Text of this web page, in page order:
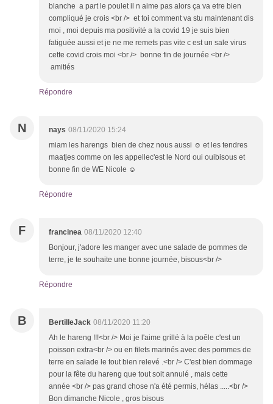
blanche a part le poulet il n aime pas alors ça va etre bien
compliqué je crois <br /> et toi comment va stu maintenant dis
moi , moi depuis ma positivité a la covid 19 je suis bien
fatiguée aussi et je ne me remets pas vite c est un sale virus
cette covid crois moi <br /> bonne fin de journée <br />
amitiés
Répondre
N nays 08/11/2020 15:24
miam les harengs bien de chez nous aussi ☺ et les tendres
maatjes comme on les appellec'est le Nord oui ouibisous et
bonne fin de WE Nicole ☺
Répondre
F francinea 08/11/2020 12:40
Bonjour, j'adore les manger avec une salade de pommes de
terre, je te souhaite une bonne journée, bisous<br />
Répondre
B BertilleJack 08/11/2020 11:20
Ah le hareng !!!<br /> Moi je l'aime grillé à la poêle c'est un
poisson extra<br /> ou en filets marinés avec des pommes de
terre en salade le tout bien relevé .<br /> C'est bien dommage
pour la fête du hareng que tout soit annulé , mais cette
année <br /> pas grand chose n'a été permis, hélas .....<br />
Bon dimanche Nicole , gros bisous